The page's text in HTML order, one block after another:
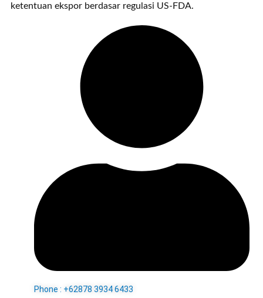
ketentuan ekspor berdasar regulasi US-FDA.
Phone : +62878 3934 6433